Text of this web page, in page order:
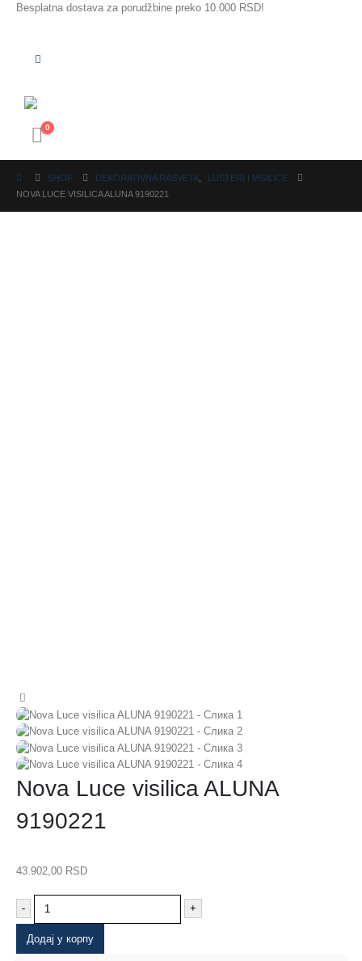
Besplatna dostava za porudžbine preko 10.000 RSD!
0
SHOP DEKORATIVNA RASVETA
LUSTERI I VISILICE
NOVA LUCE VISILICA ALUNA 9190221
Nova Luce visilica ALUNA
9190221
43.902,00 RSD
- +
Додај у корпу